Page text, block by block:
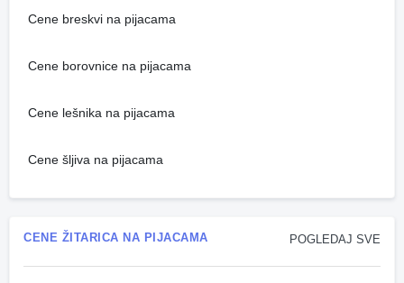
Cene breskvi na pijacama
Cene borovnice na pijacama
Cene lešnika na pijacama
Cene šljiva na pijacama
POGLEDAJ SVE
CENE ŽITARICA NA PIJACAMA